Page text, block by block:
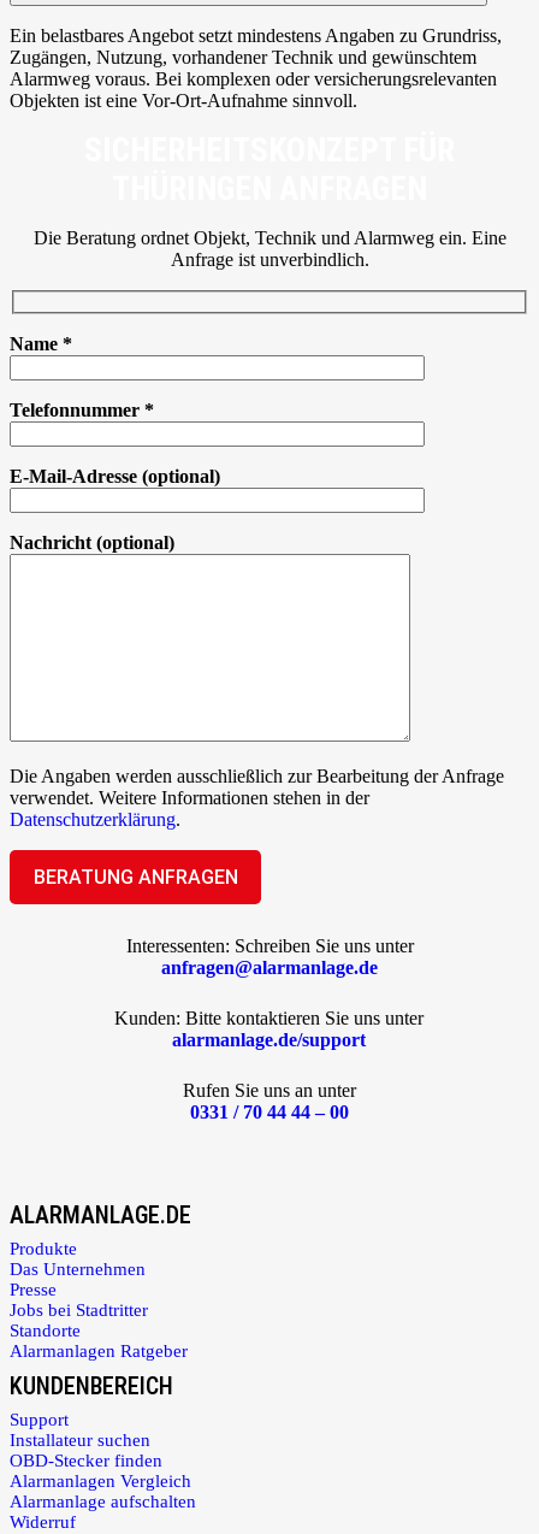
Ein belastbares Angebot setzt mindestens Angaben zu Grundriss,
Zugängen, Nutzung, vorhandener Technik und gewünschtem
Alarmweg voraus. Bei komplexen oder versicherungsrelevanten
Objekten ist eine Vor-Ort-Aufnahme sinnvoll.
Die Beratung ordnet Objekt, Technik und Alarmweg ein. Eine
Anfrage ist unverbindlich.
Name *
Telefonnummer *
E-Mail-Adresse (optional)
Nachricht (optional)
Die Angaben werden ausschließlich zur Bearbeitung der Anfrage
verwendet. Weitere Informationen stehen in der
Datenschutzerklärung.
Interessenten: Schreiben Sie uns unter
anfragen@alarmanlage.de
Kunden: Bitte kontaktieren Sie uns unter
alarmanlage.de/support
Rufen Sie uns an unter
0331 / 70 44 44 – 00
ALARMANLAGE.DE
Produkte
Das Unternehmen
Presse
Jobs bei Stadtritter
Standorte
Alarmanlagen Ratgeber
KUNDENBEREICH
Support
Installateur suchen
OBD-Stecker finden
Alarmanlagen Vergleich
Alarmanlage aufschalten
Widerruf